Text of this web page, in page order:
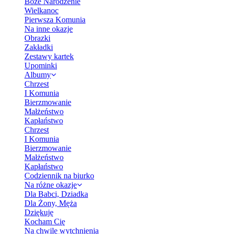
Wielkanoc
Pierwsza Komunia
Na inne okazje
Obrazki
Zakładki
Zestawy kartek
Upominki
Albumy
Chrzest
I Komunia
Bierzmowanie
Małżeństwo
Kapłaństwo
Chrzest
I Komunia
Bierzmowanie
Małżeństwo
Kapłaństwo
Codziennik na biurko
Na różne okazje
Dla Babci, Dziadka
Dla Żony, Męża
Dziękuję
Kocham Cię
Na chwile wytchnienia